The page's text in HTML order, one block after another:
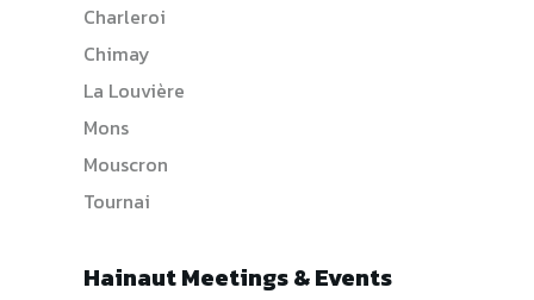
Charleroi
Chimay
La Louvière
Mons
Mouscron
Tournai
Hainaut Meetings & Events